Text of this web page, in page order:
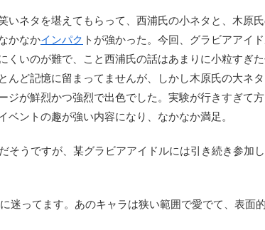
ネタを堪えてもらって、西浦氏の小ネタと、木原
かなかインパク トが強かった。今回、グラビアアイ
くいのが難で、こと西浦氏の話はあまりに小粒す
ど記憶に留まってませんが、しかし木原氏の大ネ
ジが鮮烈かつ強烈で出色でした。実験が行きすぎて
ントの趣が強い内容になり、なかなか満足。
うですが、某グラビアアイドルには引き続き参加
迷ってます。あのキャラは狭い範囲で愛でて、表面